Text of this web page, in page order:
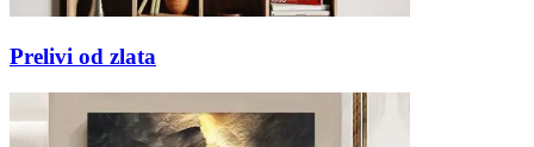
Prelivi od zlata